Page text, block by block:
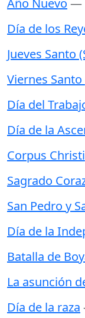
Año Nuevo —
Día de los
Jueves Santo
Viernes
Día del
Día de la
Corpus Christi
Sagrado
San Pedro y
Día de la
Batalla de
La asunción
Día de la raza